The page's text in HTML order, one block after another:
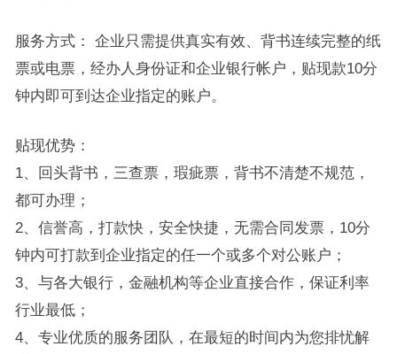
服务方式： 企业只需提供真实有效、背书连续完整的纸
票或电票，经办人身份证和企业银行帐户，贴现款10分
钟内即可到达企业指定的账户。
贴现优势：
1、回头背书，三查票，瑕疵票，背书不清楚不规范，
都可办理；
2、信誉高，打款快，安全快捷，无需合同发票，10分
钟内可打款到企业指定的任一个或多个对公账户；
3、与各大银行，金融机构等企业直接合作，保证利率
行业最低；
4、专业优质的服务团队，在最短的时间内为您排忧解